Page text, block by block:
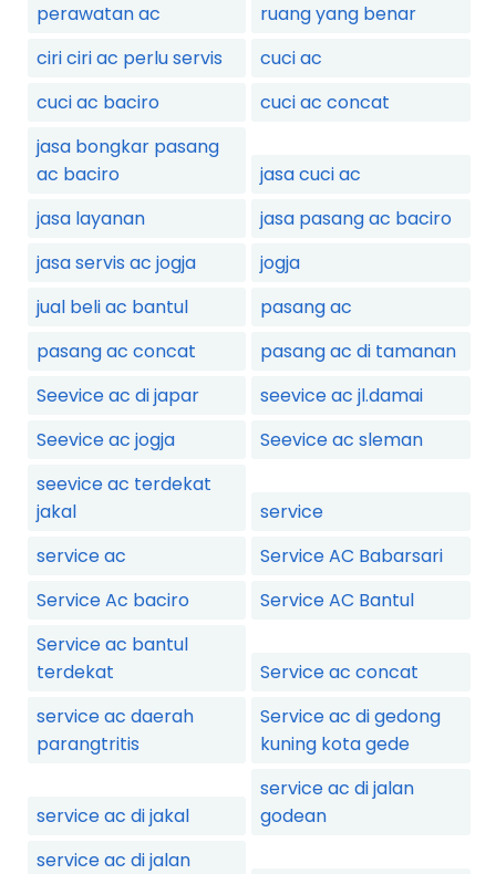
perawatan ac
ruang yang benar
ciri ciri ac perlu servis
cuci ac
cuci ac baciro
cuci ac concat
jasa bongkar pasang
ac baciro
jasa cuci ac
jasa layanan
jasa pasang ac baciro
jasa servis ac jogja
jogja
jual beli ac bantul
pasang ac
pasang ac concat
pasang ac di tamanan
Seevice ac di japar
seevice ac jl.damai
Seevice ac jogja
Seevice ac sleman
seevice ac terdekat
jakal
service
service ac
Service AC Babarsari
Service Ac baciro
Service AC Bantul
Service ac bantul
terdekat
Service ac concat
service ac daerah
parangtritis
Service ac di gedong
kuning kota gede
service ac di jakal
service ac di jalan
godean
service ac di jalan